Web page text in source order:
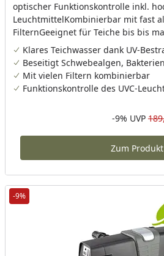
optischer Funktionskontrolle inkl.
LeuchtmittelKombinierbar mit fast
FilternGeeignet für Teiche bis bis
Klares Teichwasser dank UV-
Beseitigt Schwebealgen,
Mit vielen Filtern kombinierbar
Funktionskontrolle des UVC-
Rabatt in
-9% UVP
Aktueller
Zum Produkt
-9%